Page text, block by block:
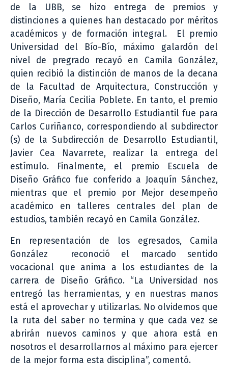
de la UBB, se hizo entrega de premios y
distinciones a quienes han destacado por méritos
académicos y de formación integral. El premio
Universidad del Bío-Bío, máximo galardón del
nivel de pregrado recayó en Camila González,
quien recibió la distinción de manos de la decana
de la Facultad de Arquitectura, Construcción y
Diseño, María Cecilia Poblete. En tanto, el premio
de la Dirección de Desarrollo Estudiantil fue para
Carlos Curiñanco, correspondiendo al subdirector
(s) de la Subdirección de Desarrollo Estudiantil,
Javier Cea Navarrete, realizar la entrega del
estímulo. Finalmente, el premio Escuela de
Diseño Gráfico fue conferido a Joaquín Sánchez,
mientras que el premio por Mejor desempeño
académico en talleres centrales del plan de
estudios, también recayó en Camila González.
En representación de los egresados, Camila
González reconoció el marcado sentido
vocacional que anima a los estudiantes de la
carrera de Diseño Gráfico. “La Universidad nos
entregó las herramientas, y en nuestras manos
está el aprovechar y utilizarlas. No olvidemos que
la ruta del saber no termina y que cada vez se
abrirán nuevos caminos y que ahora está en
nosotros el desarrollarnos al máximo para ejercer
de la mejor forma esta disciplina”, comentó.